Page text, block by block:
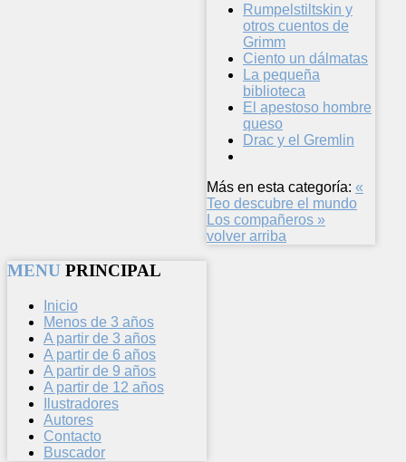
Rumpelstiltskin y
otros cuentos de
Grimm
Ciento un dálmatas
La pequeña
biblioteca
El apestoso hombre
queso
Drac y el Gremlin
Más en esta categoría: «
Teo descubre el mundo
Los compañeros »
volver arriba
MENU PRINCIPAL
Inicio
Menos de 3 años
A partir de 3 años
A partir de 6 años
A partir de 9 años
A partir de 12 años
Ilustradores
Autores
Contacto
Buscador